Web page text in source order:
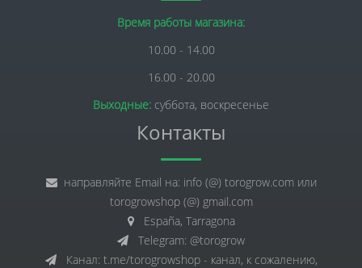
Время работы магазина:
10.00 - 14.00
16.00 - 20.00
Выходные: суббота, воскресенье
Контакты
направляйте Email на: info (@) torogrow.com или
torogrowshop (@) gmail.com
España, Tarragona
Telegram: @torogrow
Канал: t.me/torogrowshop - канал, к сожалению,